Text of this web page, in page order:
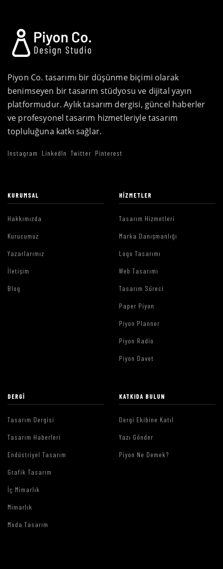
Piyon Co. tasarımı bir düşünme biçimi olarak
benimseyen bir tasarım stüdyosu ve dijital yayın
platformudur. Aylık tasarım dergisi, güncel haberler
ve profesyonel tasarım hizmetleriyle tasarım
topluluğuna katkı sağlar.
Instagram LinkedIn Twitter Pinterest
KURUMSAL
Hakkımızda
Kurucumuz
Yazarlarımız
İletişim
Blog
HIZMETLER
Tasarım Hizmetleri
Marka Danışmanlığı
Logo Tasarımı
Web Tasarımı
Tasarım Süreci
Paper Piyon
Piyon Planner
Piyon Radio
Piyon Davet
DERGI
Tasarım Dergisi
Tasarım Haberleri
Endüstriyel Tasarım
Grafik Tasarım
İç Mimarlık
Mimarlık
Moda Tasarım
KATKIDA BULUN
Dergi Ekibine Katıl
Yazı Gönder
Piyon Ne Demek?